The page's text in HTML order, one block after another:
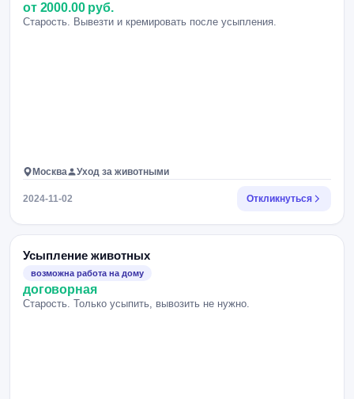
от 2000.00 руб.
Старость. Вывезти и кремировать после усыпления.
Москва Уход за животными
2024-11-02 Откликнуться
Усыпление животных
возможна работа на дому
договорная
Старость. Только усыпить, вывозить не нужно.